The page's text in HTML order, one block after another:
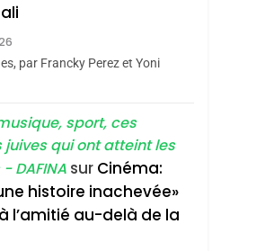
Boy George
Accords D’Isaac:
L’alliance Pourrait
S’étendre À 13 Pays
D’Amérique Latine
ISRAÉL JUDAISME
par Francky Perez et Yoni
sport, ces
juives qui ont atteint les
DAFINA sur Cinéma:
histoire inachevée»
l’amitié au-delà de la